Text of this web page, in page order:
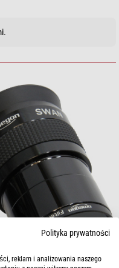
Polityka prywatności
reklam i analizowania naszego